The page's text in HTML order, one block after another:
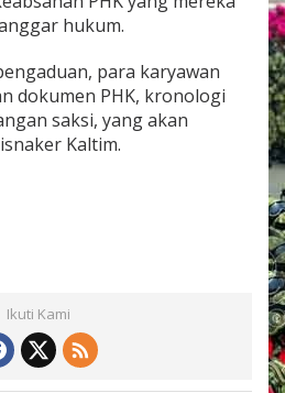
hukum.
para karyawan
dokumen PHK, kronologi
saksi, yang akan
Kaltim.
Ikuti Kami